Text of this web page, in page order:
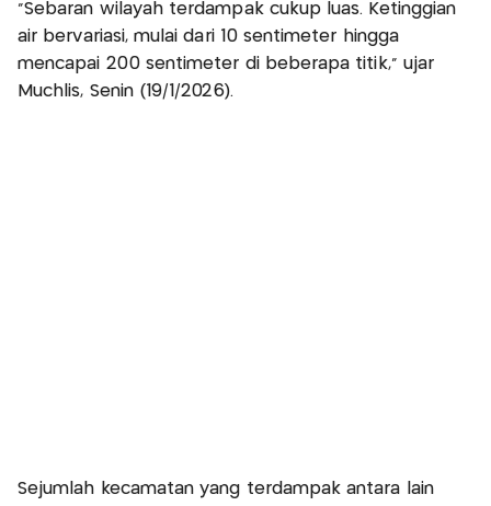
“Sebaran wilayah terdampak cukup luas. Ketinggian
air bervariasi, mulai dari 10 sentimeter hingga
mencapai 200 sentimeter di beberapa titik,” ujar
Muchlis, Senin (19/1/2026).
Sejumlah kecamatan yang terdampak antara lain